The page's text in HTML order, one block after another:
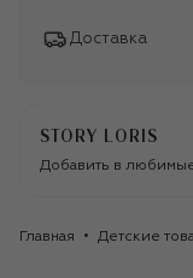
Доставка
STORY LORIS
Добавить в
Главная Детские